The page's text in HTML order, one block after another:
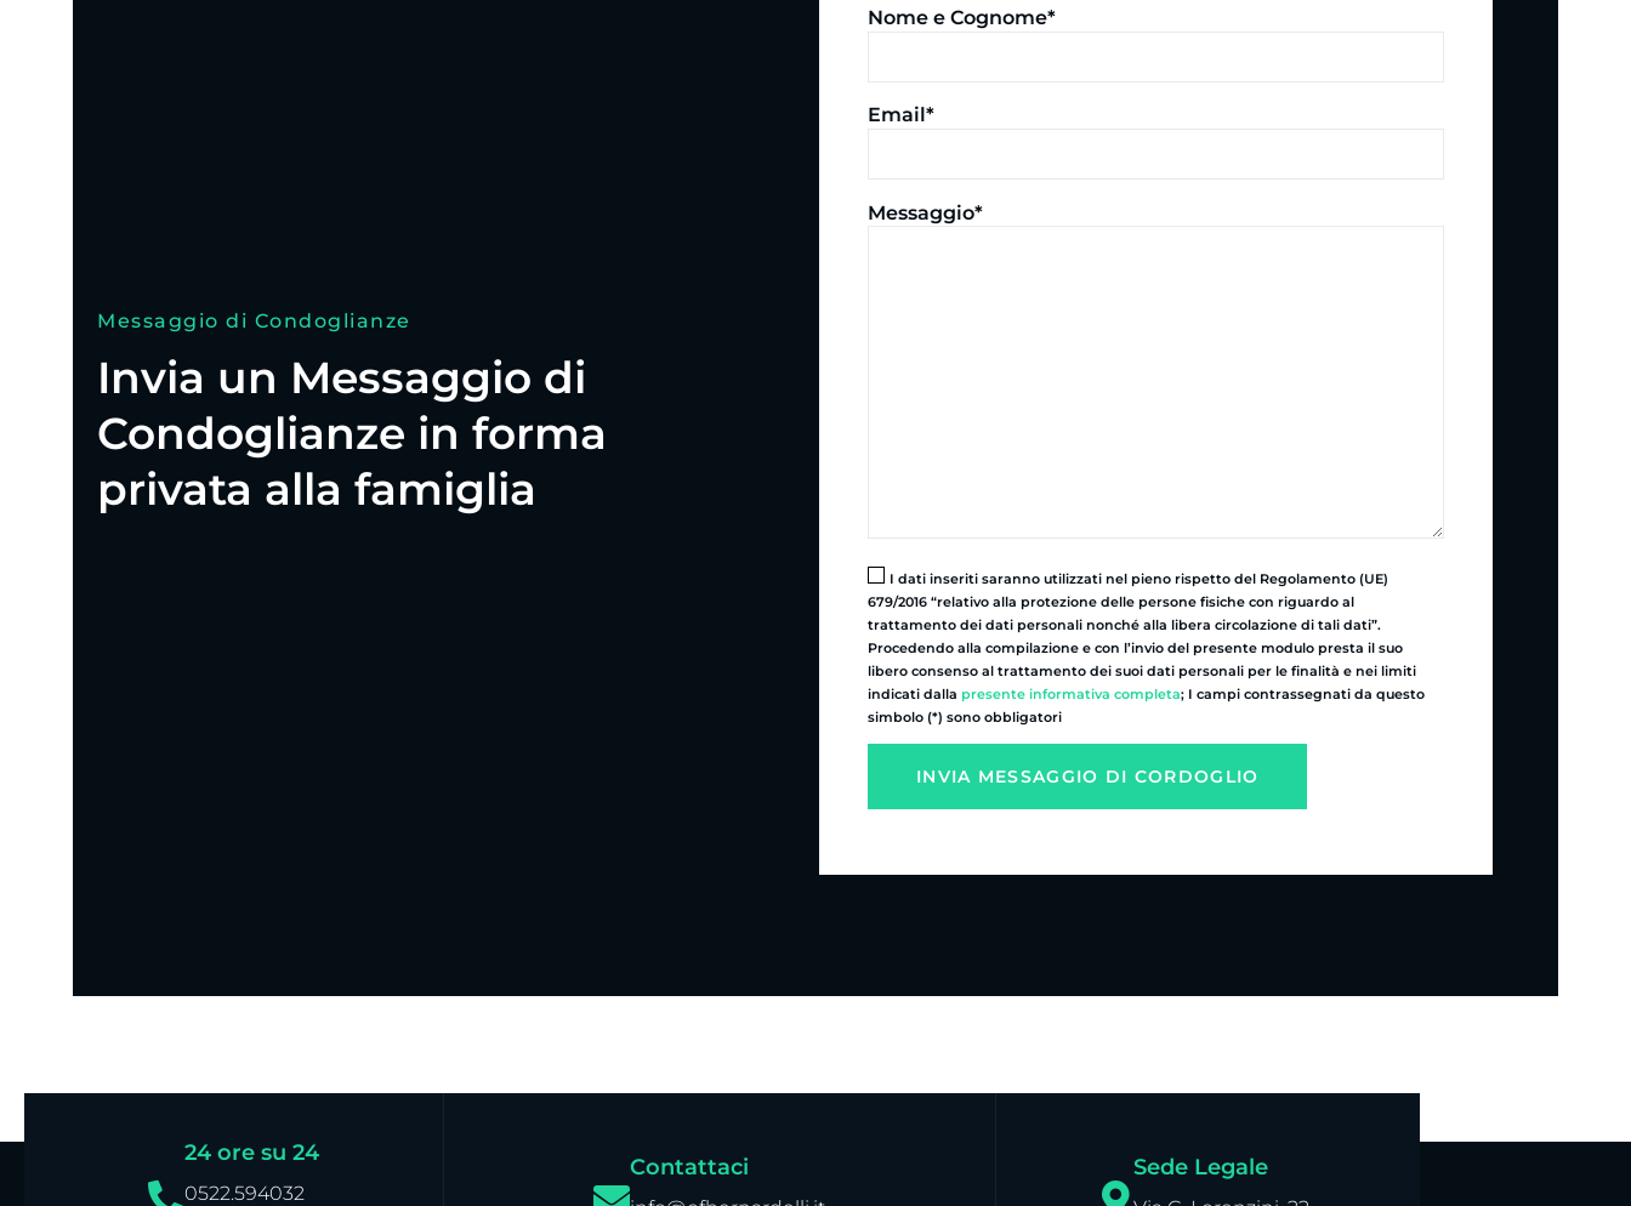
Messaggio di Condoglianze
Invia un Messaggio di
Condoglianze in forma
privata alla famiglia
Nome e Cognome*
Email*
Messaggio*
I dati inseriti saranno utilizzati nel pieno rispetto del Regolamento (UE)
679/2016 “relativo alla protezione delle persone fisiche con riguardo al
trattamento dei dati personali nonché alla libera circolazione di tali dati”.
Procedendo alla compilazione e con l’invio del presente modulo presta il suo
libero consenso al trattamento dei suoi dati personali per le finalità e nei limiti
indicati dalla presente informativa completa; I campi contrassegnati da questo
simbolo (*) sono obbligatori
24 ore su 24
0522.594032
Contattaci Sede Legale